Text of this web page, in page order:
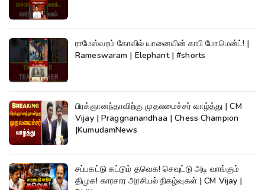
ராமேஸ்வரம் கோவில் யானையின் காபி மோமென்ட்! |
Rameswaram | Elephant | #shorts
பிரக்ஞானந்தாவிற்கு முதலமைச்சர் வாழ்த்து | CM
Vijay | Praggnanandhaa | Chess Champion
|KumudamNews
சப்பகட்டு கட்டும் தவெக! செவுட்டு அடி வாங்கும்
திமுக! காரசார அரசியல் நிகழ்வுகள் | CM Vijay |